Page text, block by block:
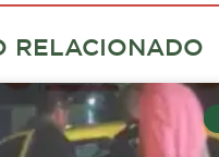
RELACIONADO